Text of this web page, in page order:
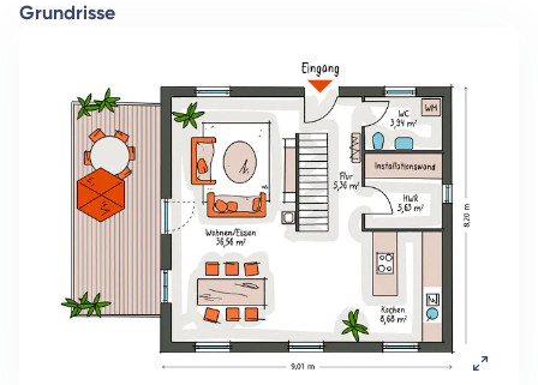
Grundrisse